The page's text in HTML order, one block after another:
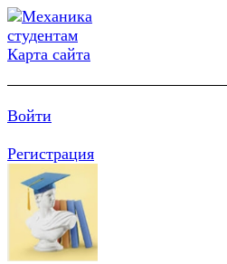
Карта сайта
Войти
Регистрация